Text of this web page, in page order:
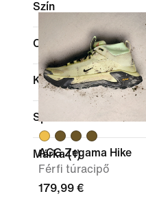
Szín
Cipőmagasság
Kollekciók
Sportok
Márka(1)
ACG Zegama Hike
Férfi túracipő
179,99 €